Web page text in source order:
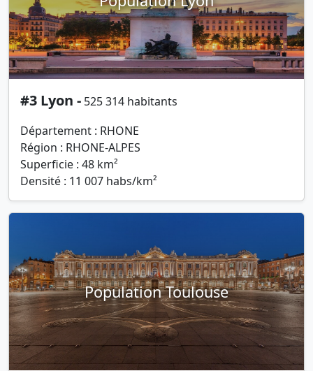
#3 Lyon - 525 314 habitants
Département : RHONE
Région : RHONE-ALPES
Superficie : 48 km²
Densité : 11 007 habs/km²
Population Toulouse